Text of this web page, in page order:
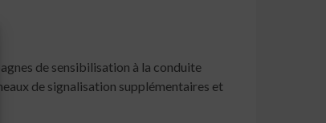
de sensibilisation à la conduite
de signalisation supplémentaires et